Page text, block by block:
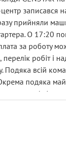
наче
знайшов
пояснили, що це
не
в полі))
візиту такі
на довірі, і
і рахунках
записався
прийняли
О 17:20
за роботу
робіт і
Подяка всій
подяка
всі чітко